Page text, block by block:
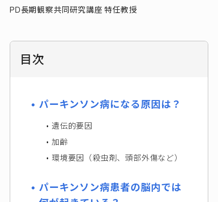
PD長期観察共同研究講座 特任教授
目次
パーキンソン病になる原因は？
遺伝的要因
加齢
環境要因（殺虫剤、頭部外傷など）
パーキンソン病患者の脳内では